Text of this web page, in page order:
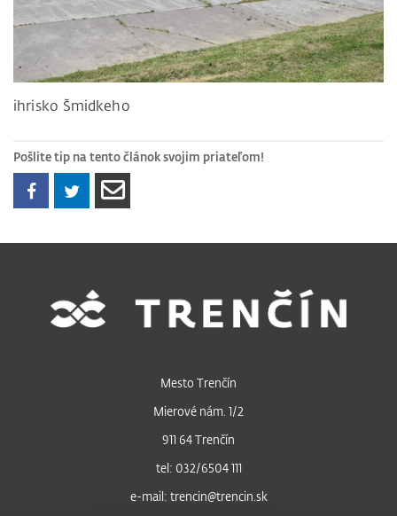
ihrisko Šmidkeho
Pošlite tip na tento článok svojim priateľom!
Mesto Trenčín
Mierové nám. 1/2
911 64 Trenčín
tel: 032/6504 111
e-mail: trencin@trencin.sk